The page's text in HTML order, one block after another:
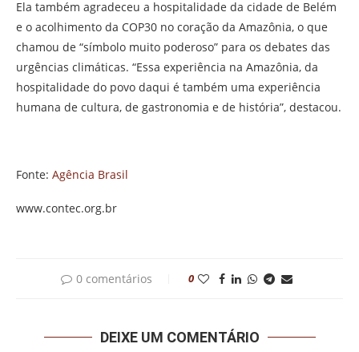
Ela também agradeceu a hospitalidade da cidade de Belém
e o acolhimento da COP30 no coração da Amazônia, o que
chamou de “símbolo muito poderoso” para os debates das
urgências climáticas. “Essa experiência na Amazônia, da
hospitalidade do povo daqui é também uma experiência
humana de cultura, de gastronomia e de história”, destacou.
Fonte: Agência Brasil
www.contec.org.br
0 comentários 0
DEIXE UM COMENTÁRIO